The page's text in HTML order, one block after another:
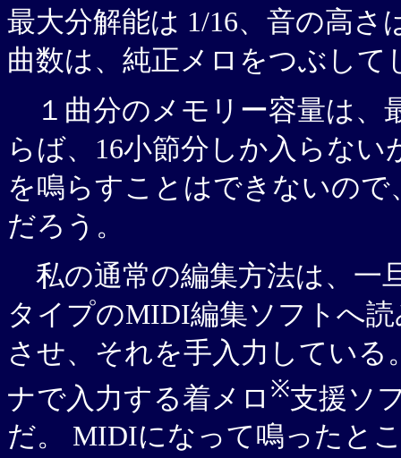
最大分解能は 1/16、音の高
曲数は、純正メロをつぶして
１曲分のメモリー容量は、
らば、16小節分しか入らな
を鳴らすことはできないの
だろう。
私の通常の編集方法は、一
タイプのMIDI編集ソフトへ
させ、それを手入力してい
ナで入力する着メロ ※支援ソ
だ。 MIDIになって鳴ったと